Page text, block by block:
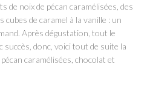
de noix de pécan caramélisées, des
cubes de caramel à la vanille : un
Après dégustation, tout le
succès, donc, voici tout de suite la
caramélisées, chocolat et